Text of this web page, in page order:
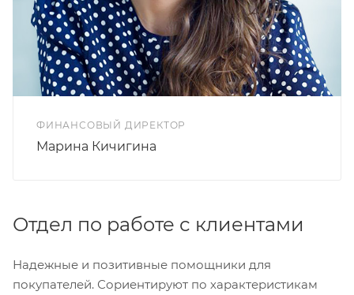
ФИНАНСОВЫЙ ДИРЕКТОР
Марина Кичигина
Отдел по работе с клиентами
Надежные и позитивные помощники для
покупателей. Сориентируют по характеристикам